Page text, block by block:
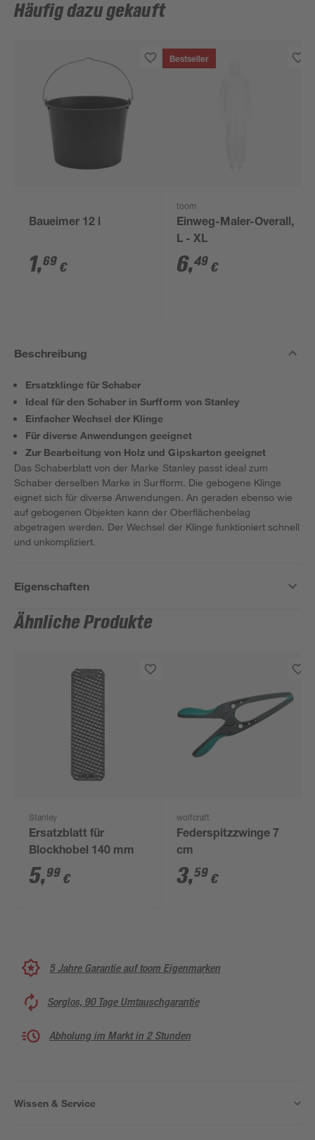
Häufig dazu gekauft
Baueimer 12 l
1,69 €
Bestseller
toom
Einweg-Maler-Overall,
L - XL
6,49 €
Beschreibung
Ersatzklinge für Schaber
Ideal für den Schaber in Surfform von Stanley
Einfacher Wechsel der Klinge
Für diverse Anwendungen geeignet
Zur Bearbeitung von Holz und Gipskarton geeignet
Das Schaberblatt von der Marke Stanley passt ideal zum
Schaber derselben Marke in Surfform. Die gebogene Klinge
eignet sich für diverse Anwendungen. An geraden ebenso wie
auf gebogenen Objekten kann der Oberflächenbelag
abgetragen werden. Der Wechsel der Klinge funktioniert schnell
und unkompliziert.
Eigenschaften
Ähnliche Produkte
Stanley
Ersatzblatt für
Blockhobel 140 mm
5,99 €
wolfcraft
Federspitzzwinge 7
cm
3,59 €
5 Jahre Garantie auf toom Eigenmarken
Sorglos, 90 Tage Umtauschgarantie
Abholung im Markt in 2 Stunden
Wissen & Service